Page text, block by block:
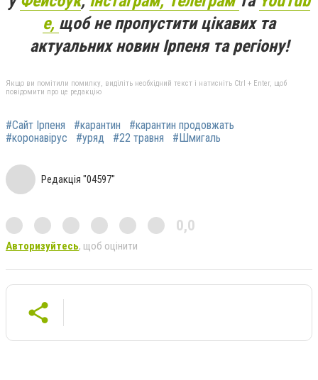
e, щоб не пропустити цікавих та
актуальних новин Ірпеня та регіону!
Якщо ви помітили помилку, виділіть необхідний текст і натисніть Ctrl + Enter, щоб
повідомити про це редакцію
#Сайт Ірпеня #карантин
#карантин продовжать
#коронавірус
#уряд #22 травня #Шмигаль
Редакція "04597"
0,0
Авторизуйтесь, щоб оцінити